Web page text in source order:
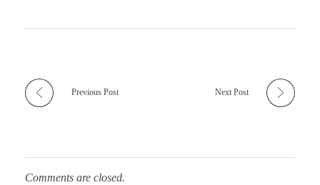
Previous Post Next Post
Comments are closed.